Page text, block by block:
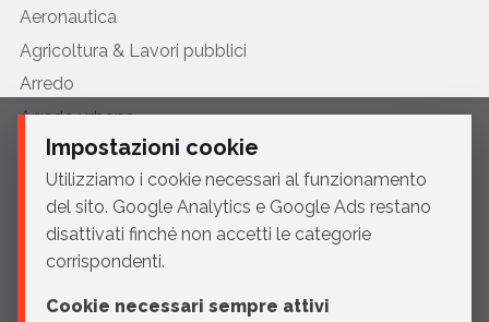
Aeronautica
Agricoltura & Lavori pubblici
Arredo
Arredo urbano
Automotive
Ciclo
Edilizia
Moto
Impostazioni cookie
Utilizziamo i cookie necessari al funzionamento
del sito. Google Analytics e Google Ads restano
disattivati finché non accetti le categorie
corrispondenti.
Cookie necessari sempre attivi